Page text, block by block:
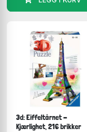
3d: Eiffeltårnet -
Kjærlighet, 216 brikker